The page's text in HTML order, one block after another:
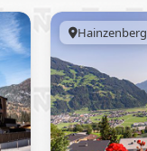
Hainzenberg